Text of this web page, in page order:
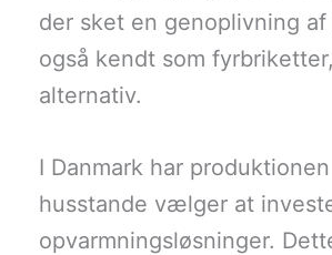
der sket en genoplivning
også kendt som
alternativ.
I Danmark har
husstande vælger at
opvarmningsløsninger.